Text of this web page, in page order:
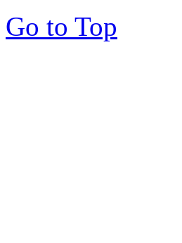
Go to Top